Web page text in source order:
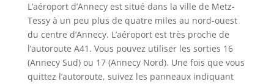
L’aéroport d’Annecy est situé dans la ville de Metz-
Tessy à un peu plus de quatre miles au nord-ouest
du centre d’Annecy. L’aéroport est très proche de
l’autoroute A41. Vous pouvez utiliser les sorties 16
(Annecy Sud) ou 17 (Annecy Nord). Une fois que vous
quittez l’autoroute, suivez les panneaux indiquant